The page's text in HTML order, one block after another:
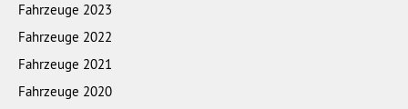
Fahrzeuge 2023
Fahrzeuge 2022
Fahrzeuge 2021
Fahrzeuge 2020